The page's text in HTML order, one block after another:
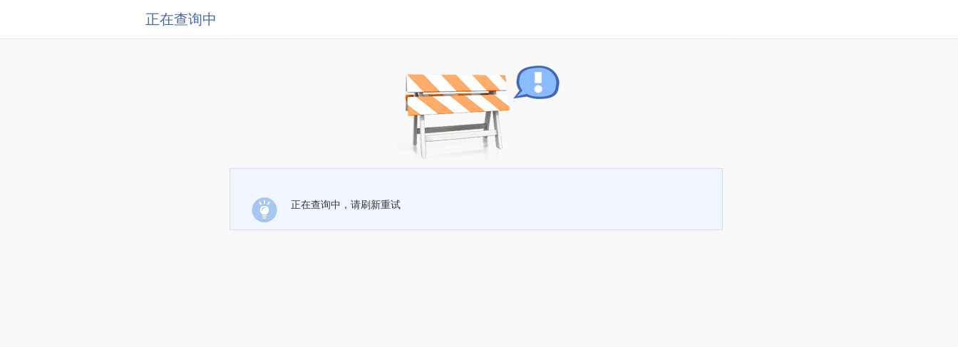
正在查询中
正在查询中，请刷新重试